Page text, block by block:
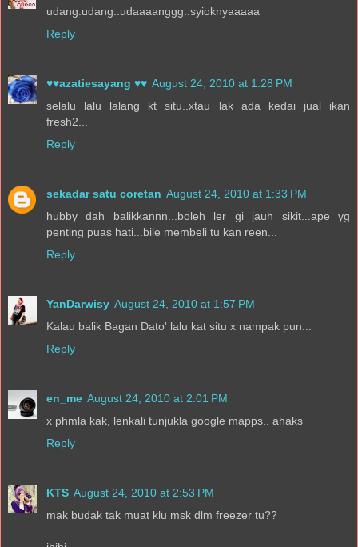
udang.udang..udaaaanggg..syioknyaaaaa
Reply
♥♥azatiesayang ♥♥ August 24, 2010 at 1:28 PM
selalu lalu lalang kt situ..xtau lak ada kedai jual ikan
fresh2...
Reply
sekadar satu coretan August 24, 2010 at 1:33 PM
hubby dah balikkannn...boleh ler gi jauh sikit...ape yg
penting puas hati...bile membeli tu kan reen...
Reply
YanDarwisy August 24, 2010 at 1:57 PM
Kalau balik Bagan Dato' lalu kat situ x nampak pun...
Reply
en_me August 24, 2010 at 2:01 PM
x phmla kak, lenkali tunjukla google mapps.. ahaks
Reply
KTS August 24, 2010 at 2:53 PM
mak budak tak muat klu msk dlm freezer tu??